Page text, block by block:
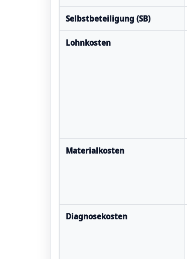
Selbstbeteiligung (SB)
Lohnkosten
Materialkosten
Diagnosekosten